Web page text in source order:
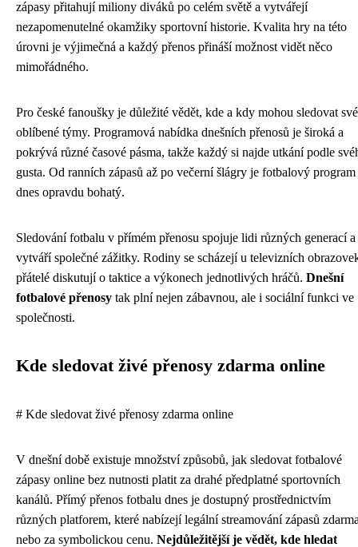
zápasy přitahují miliony diváků po celém světě a vytvářejí
nezapomenutelné okamžiky sportovní historie. Kvalita hry na této
úrovni je výjimečná a každý přenos přináší možnost vidět něco
mimořádného.
Pro české fanoušky je důležité vědět, kde a kdy mohou sledovat své
oblíbené týmy. Programová nabídka dnešních přenosů je široká a
pokrývá různé časové pásma, takže každý si najde utkání podle
gusta. Od ranních zápasů až po večerní šlágry je fotbalový program
dnes opravdu bohatý.
Sledování fotbalu v přímém přenosu spojuje lidi různých generací a
vytváří společné zážitky. Rodiny se scházejí u televizních
přátelé diskutují o taktice a výkonech jednotlivých hráčů. Dnešní
fotbalové přenosy tak plní nejen zábavnou, ale i sociální funkci ve
společnosti.
Kde sledovat živé přenosy zdarma online
# Kde sledovat živé přenosy zdarma online
V dnešní době existuje množství způsobů, jak sledovat fotbalové
zápasy online bez nutnosti platit za drahé předplatné sportovních
kanálů. Přímý přenos fotbalu dnes je dostupný prostřednictvím
různých platforem, které nabízejí legální streamování zápasů
nebo za symbolickou cenu. Nejdůležitější je vědět, kde hledat